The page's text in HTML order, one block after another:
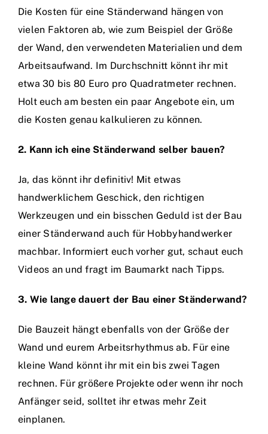
Die Kosten für eine Ständerwand hängen von
vielen Faktoren ab, wie zum Beispiel der Größe
der Wand, den verwendeten Materialien und dem
Arbeitsaufwand. Im Durchschnitt könnt ihr mit
etwa 30 bis 80 Euro pro Quadratmeter rechnen.
Holt euch am besten ein paar Angebote ein, um
die Kosten genau kalkulieren zu können.
2. Kann ich eine Ständerwand selber bauen?
Ja, das könnt ihr definitiv! Mit etwas
handwerklichem Geschick, den richtigen
Werkzeugen und ein bisschen Geduld ist der Bau
einer Ständerwand auch für Hobbyhandwerker
machbar. Informiert euch vorher gut, schaut euch
Videos an und fragt im Baumarkt nach Tipps.
3. Wie lange dauert der Bau einer Ständerwand?
Die Bauzeit hängt ebenfalls von der Größe der
Wand und eurem Arbeitsrhythmus ab. Für eine
kleine Wand könnt ihr mit ein bis zwei Tagen
rechnen. Für größere Projekte oder wenn ihr noch
Anfänger seid, solltet ihr etwas mehr Zeit
einplanen.